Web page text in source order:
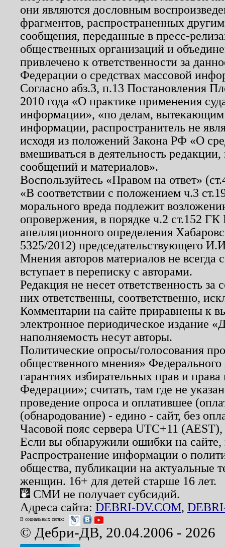
они являются дословным
фрагментов, распространенных
сообщения, переданные в пресс-
общественных организаций и
привлечено к ответственности за
Федерации о средствах массовой
Согласно абз.3, п.13 Постановления
2010 года «О практике применения
информации», «по делам, вытекающим
информации, распространитель не
исходя из положений Закона РФ «О
вмешиваться в деятельность
сообщений и материалов».
Воспользуйтесь «Правом на ответ»
«В соответствии с положением ч.3
морального вреда подлежит
опровержения, в порядке ч.2 ст.152
апелляционного определения
5325/2012) председательствующего
Мнения авторов материалов не
вступает в переписку с авторами.
Редакция не несет ответственность
них ответственны, соответственно,
Комментарии на сайте приравнены к
электронное периодическое издание
наполняемость несут авторы.
Политические опросы/голосования
общественного мнения»
гарантиях избирательных прав и
Федерации»; считать, там где не
проведение опроса и оплатившее
(обнародование) - едино - сайт, без
Часовой пояс сервера UTC+11
Если вы обнаружили ошибки на
Распространение информации о
общества, публикации на актуальные
женщин. 16+ для детей старше 16 лет.
СМИ не получает субсидий.
Адреса сайта: DEBRI-DV.COM,
В социальных сетях:
© Дебри-ДВ, 20.04.2006 - 2026